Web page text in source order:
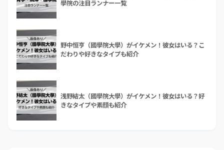
學院の注目ランナー一覧
野中恒亨（國學院大學）がイケメン！彼女はいる？こ
だわりや好きなタイプも紹介
浅野結太（國學院大學）がイケメン！彼女はいる？好
きなタイプや素顔も紹介